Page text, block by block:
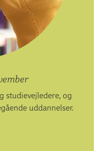
studievejledere, og
uddannelser.